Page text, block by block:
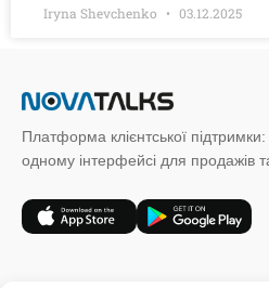
Iryna Shevchenko 03.12.2025
Платформа клієнтської підтримки:
одному інтерфейсі для продажів